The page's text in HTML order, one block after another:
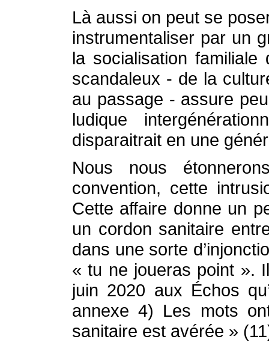
Là aussi on peut se
instrumentaliser par un
la socialisation
scandaleux - de la
au passage - assure
ludique
disparaitrait en une
Nous nous
convention, cette
Cette affaire donne un
un cordon sanitaire
dans une sorte
« tu ne joueras point ».
juin 2020 aux Échos
annexe 4) Les mots
sanitaire est avérée »